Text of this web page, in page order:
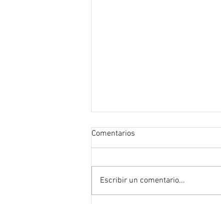
Comentarios
Escribir un comentario...